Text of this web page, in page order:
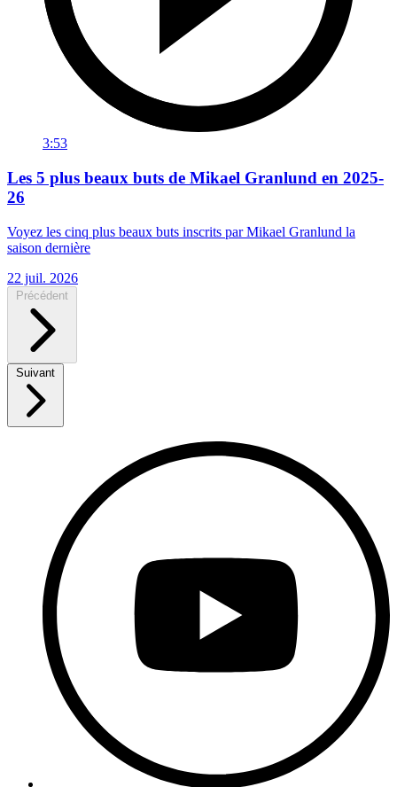
3:53
Les 5 plus beaux buts de Mikael Granlund en 2025-
26
Voyez les cinq plus beaux buts inscrits par Mikael Granlund la
saison dernière
22 juil. 2026
Précédent
Suivant